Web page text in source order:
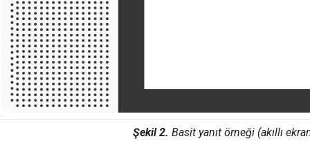
Şekil 2. Basit yanıt örneği (akıllı